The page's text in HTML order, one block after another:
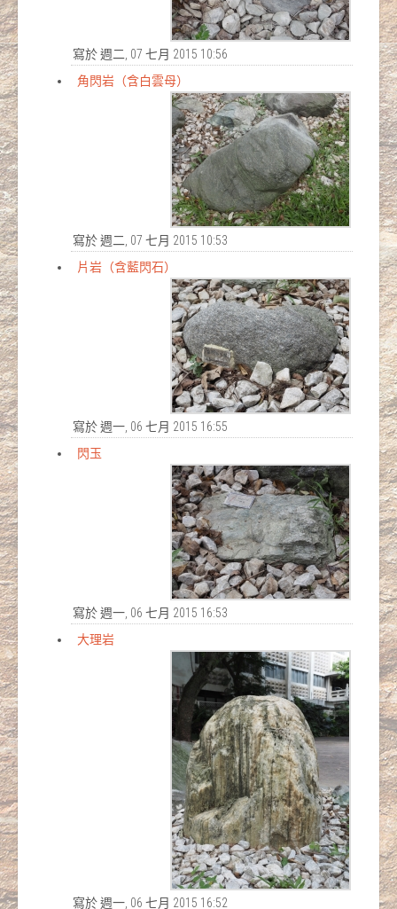
寫於 週二, 07 七月 2015 10:56
角閃岩（含白雲母）
寫於 週二, 07 七月 2015 10:53
片岩（含藍閃石）
寫於 週一, 06 七月 2015 16:55
閃玉
寫於 週一, 06 七月 2015 16:53
大理岩
寫於 週一, 06 七月 2015 16:52